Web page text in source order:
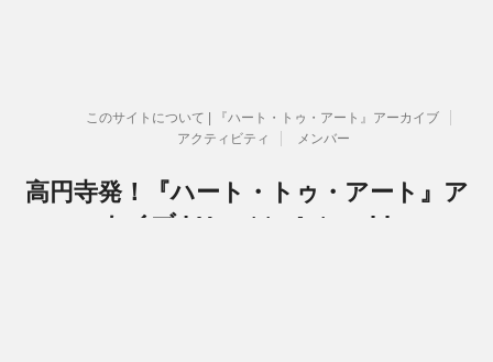
このサイトについて | 『ハート・トゥ・アート』アーカイブ
アクティビティ
メンバー
高円寺発！『ハート・トゥ・アート』ア
ーカイブ | Heart to Art archive